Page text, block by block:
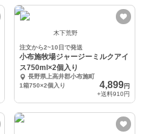
木下荒野
注文から2~10日で発送
小布施牧場ジャージーミルクアイ
ス750ml×2個入り
長野県上高井郡小布施町
1箱750×2個入り
4,899円
+送料910円